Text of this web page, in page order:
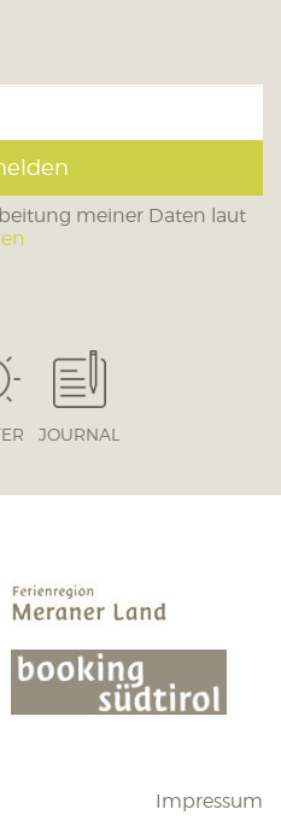
meiner Daten laut
JOURNAL
Impressum